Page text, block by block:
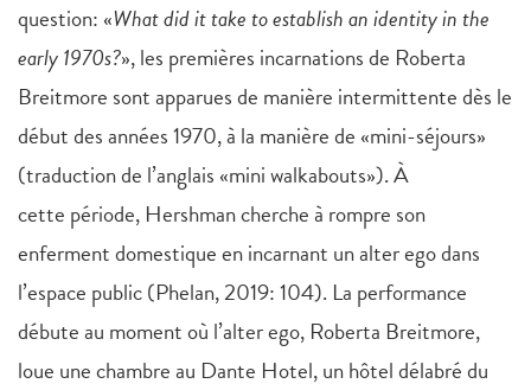
question: «What did it take to establish an identity in the
early 1970s?», les premières incarnations de Roberta
Breitmore sont apparues de manière intermittente dès le
début des années 1970, à la manière de «mini-séjours»
(traduction de l’anglais «mini walkabouts»). À
cette période, Hershman cherche à rompre son
enferment domestique en incarnant un alter ego dans
l’espace public (Phelan, 2019: 104). La performance
débute au moment où l’alter ego, Roberta Breitmore,
loue une chambre au Dante Hotel, un hôtel délabré du